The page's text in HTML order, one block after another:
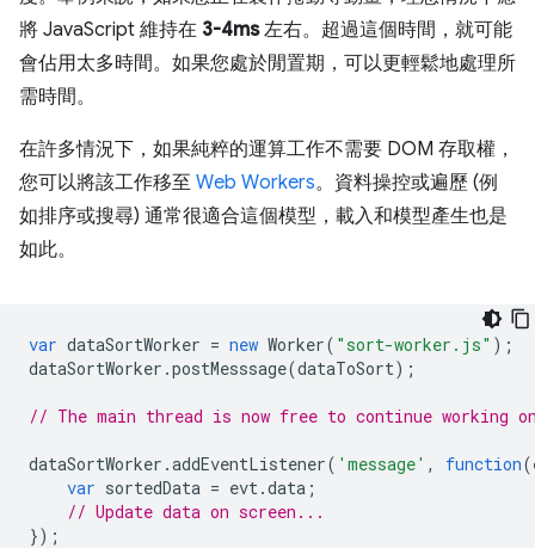
將 JavaScript 維持在 3-4ms左右。超過這個時間，就可能
會佔用太多時間。如果您處於閒置期，可以更輕鬆地處理所
需時間。
在許多情況下，如果純粹的運算工作不需要 DOM 存取權，
您可以將該工作移至 Web Workers。資料操控或遍歷 (例
如排序或搜尋) 通常很適合這個模型，載入和模型產生也是
如此。
var dataSortWorker = new Worker( "sort-worker.js" );
dataSortWorker .postMesssage(dataToSort);
// The main thread is now free to continue working
dataSortWorker .addEventListener( 'message' , function(
var sortedData = evt.data ;
// Update data on screen...
});